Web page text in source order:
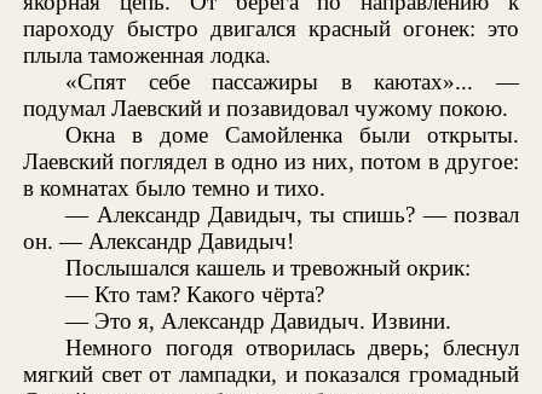
пароходу быстро двигался красный огонек: это
плыла таможенная лодка.
«Спят себе пассажиры в каютах»... —
подумал Лаевский и позавидовал чужому покою.
Окна в доме Самойленка были открыты.
Лаевский поглядел в одно из них, потом в другое:
в комнатах было темно и тихо.
— Александр Давидыч, ты спишь? — позвал
он. — Александр Давидыч!
Послышался кашель и тревожный окрик:
— Кто там? Какого чёрта?
— Это я, Александр Давидыч. Извини.
Немного погодя отворилась дверь; блеснул
мягкий свет от лампадки, и показался громадный